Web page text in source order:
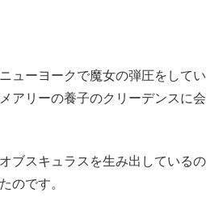
ューヨークで魔女の弾圧をしてい
アリーの養子のクリーデンスに会
ブスキュラスを生み出しているの
のです。